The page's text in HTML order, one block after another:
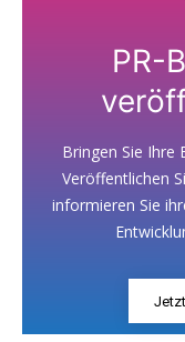
PR-
Bringen Sie Ihre
Veröffentlichen
informieren Sie